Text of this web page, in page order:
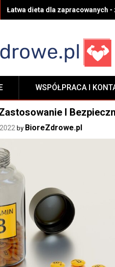
Łatwa dieta dla zapracowanych -
WSPÓŁPRACA I
I
by BioreZdrowe.pl